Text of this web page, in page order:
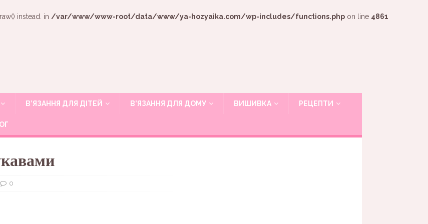
instead. in /var/www/www-root/data/www/ya-hozyaika.com/wp-includes/functions.php on line 4861
В’ЯЗАННЯ ДЛЯ ДІТЕЙ В’ЯЗАННЯ ДЛЯ ДОМУ ВИШИВКА РЕЦЕПТИ
0